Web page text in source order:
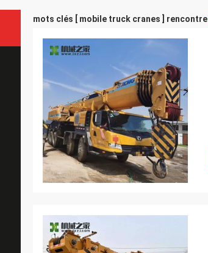
mots clés [ mobile truck cranes ] rencontre